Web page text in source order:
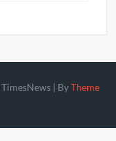
| ByTheme